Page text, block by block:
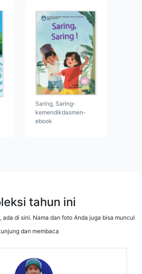
Saring, Saring-
kemendikdasmen-
ebook
tahun ini
di sini. Nama dan foto Anda juga bisa muncul
dan membaca